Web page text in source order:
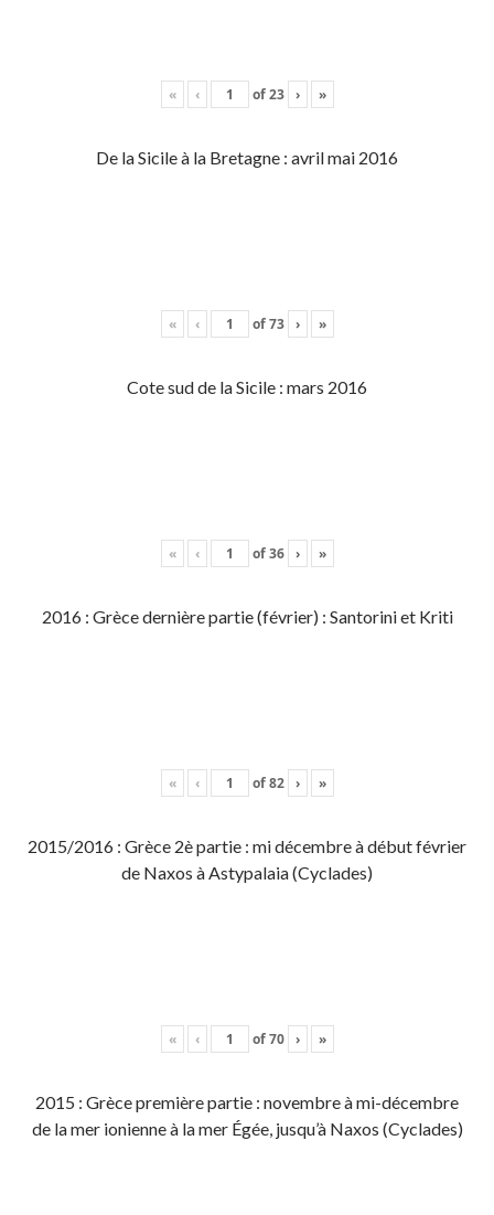
« ‹ of23 › »
De la Sicile à la Bretagne : avril mai 2016
« ‹ of73 › »
Cote sud de la Sicile : mars 2016
« ‹ of36 › »
2016 : Grèce dernière partie (février) : Santorini et Kriti
« ‹ of82 › »
2015/2016 : Grèce 2è partie : mi décembre à début février
de Naxos à Astypalaia (Cyclades)
« ‹ of70 › »
2015 : Grèce première partie : novembre à mi-décembre
de la mer ionienne à la mer Égée, jusqu’à Naxos (Cyclades)